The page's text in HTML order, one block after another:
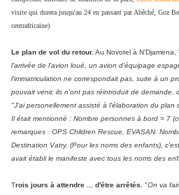
visite qui durera jusqu'au 24 en passant par Abêché, Goz
centrafricaine)
Le plan de vol du retour. Au Novotel à N'Djamena,
l'arrivée de l'avion loué, un avion d'équipage
l'immatriculation ne correspondait pas, suite à un
pouvait venir, ils n'ont pas réintroduit de demande,
"J'ai personellement assisté à l'élaboration du plan
Il était mentionné : Nombre personnes à bord = 7
remarques : OPS Children Rescue, EVASAN.
Destination Vatry. (Pour les noms des enfants),
avait établi le manifeste avec tous les noms des
Trois jours à attendre ... d'être arrêtés. "On va